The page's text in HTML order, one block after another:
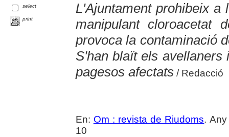
select
print
L'Ajuntament prohibeix a
manipulant cloroacetat
provoca la contaminació
S'han blaït els
pagesos afectats/ Redacció
En: Om : revista de Riudoms.
10